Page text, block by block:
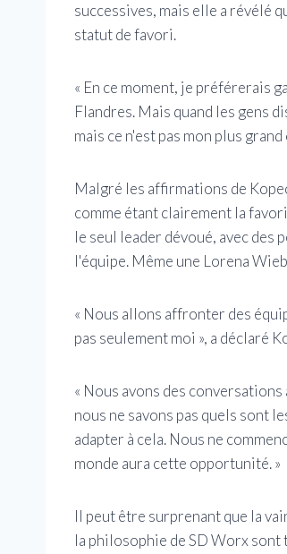
successives, mais elle a révélé
statut de favori.
« En ce moment, je préférerais
Flandres. Mais quand les gens
mais ce n'est pas mon plus
Malgré les affirmations de
comme étant clairement la
le seul leader dévoué, avec
l'équipe. Même une Lorena
« Nous allons affronter des
pas seulement moi », a déclaré
« Nous avons des
nous ne savons pas quels sont
adapter à cela. Nous ne
monde aura cette opportunité. »
Il peut être surprenant que la
la philosophie de SD Worx sont